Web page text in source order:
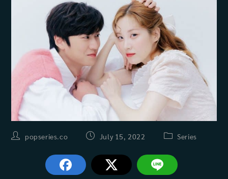
Postpopseries.co
Post July 15, 2022
PostSeries